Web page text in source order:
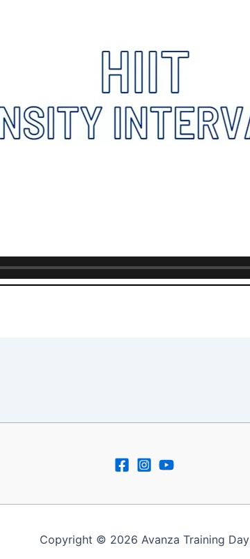
Copyright © 2026 Avanza Training Day